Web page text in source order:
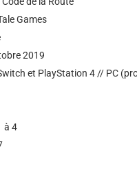
Games
2019
et PlayStation 4 // PC
à 4